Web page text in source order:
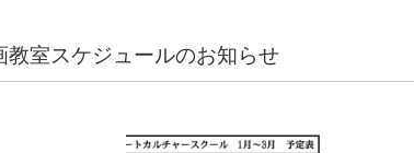
教室スケジュールのお知らせ